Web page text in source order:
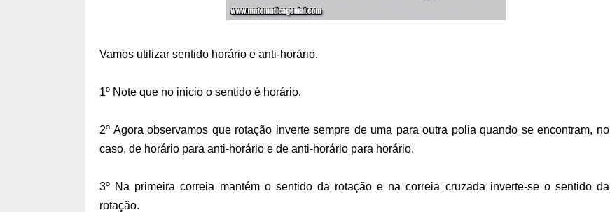
Vamos utilizar sentido horário e anti-horário.
1º Note que no inicio o sentido é horário.
2º Agora observamos que rotação inverte sempre de uma para outra polia quando se encontram, no
caso, de horário para anti-horário e de anti-horário para horário.
3º Na primeira correia mantém o sentido da rotação e na correia cruzada inverte-se o sentido da
rotação.